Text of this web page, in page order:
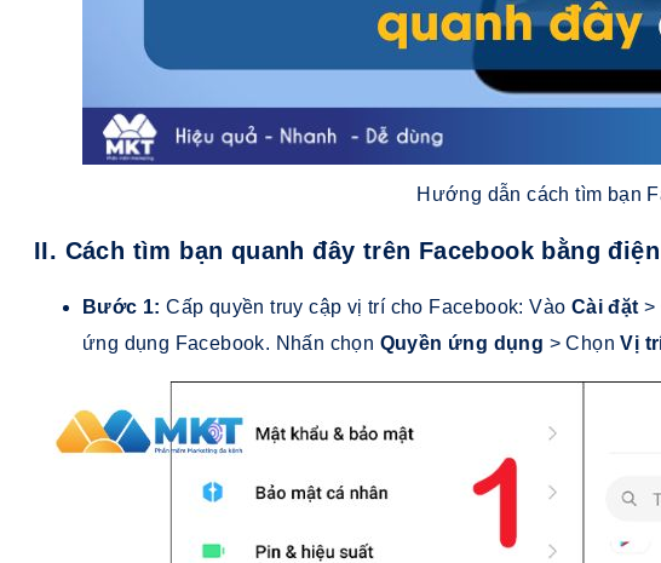
Hướng dẫn cách tìm bạn
II. Cách tìm bạn quanh đây trên Facebook bằng
Bước 1: Cấp quyền truy cập vị trí cho Facebook: Vào Cài đặt>
ứng dụng Facebook. Nhấn chọn Quyền ứng dụng > Chọn Vị